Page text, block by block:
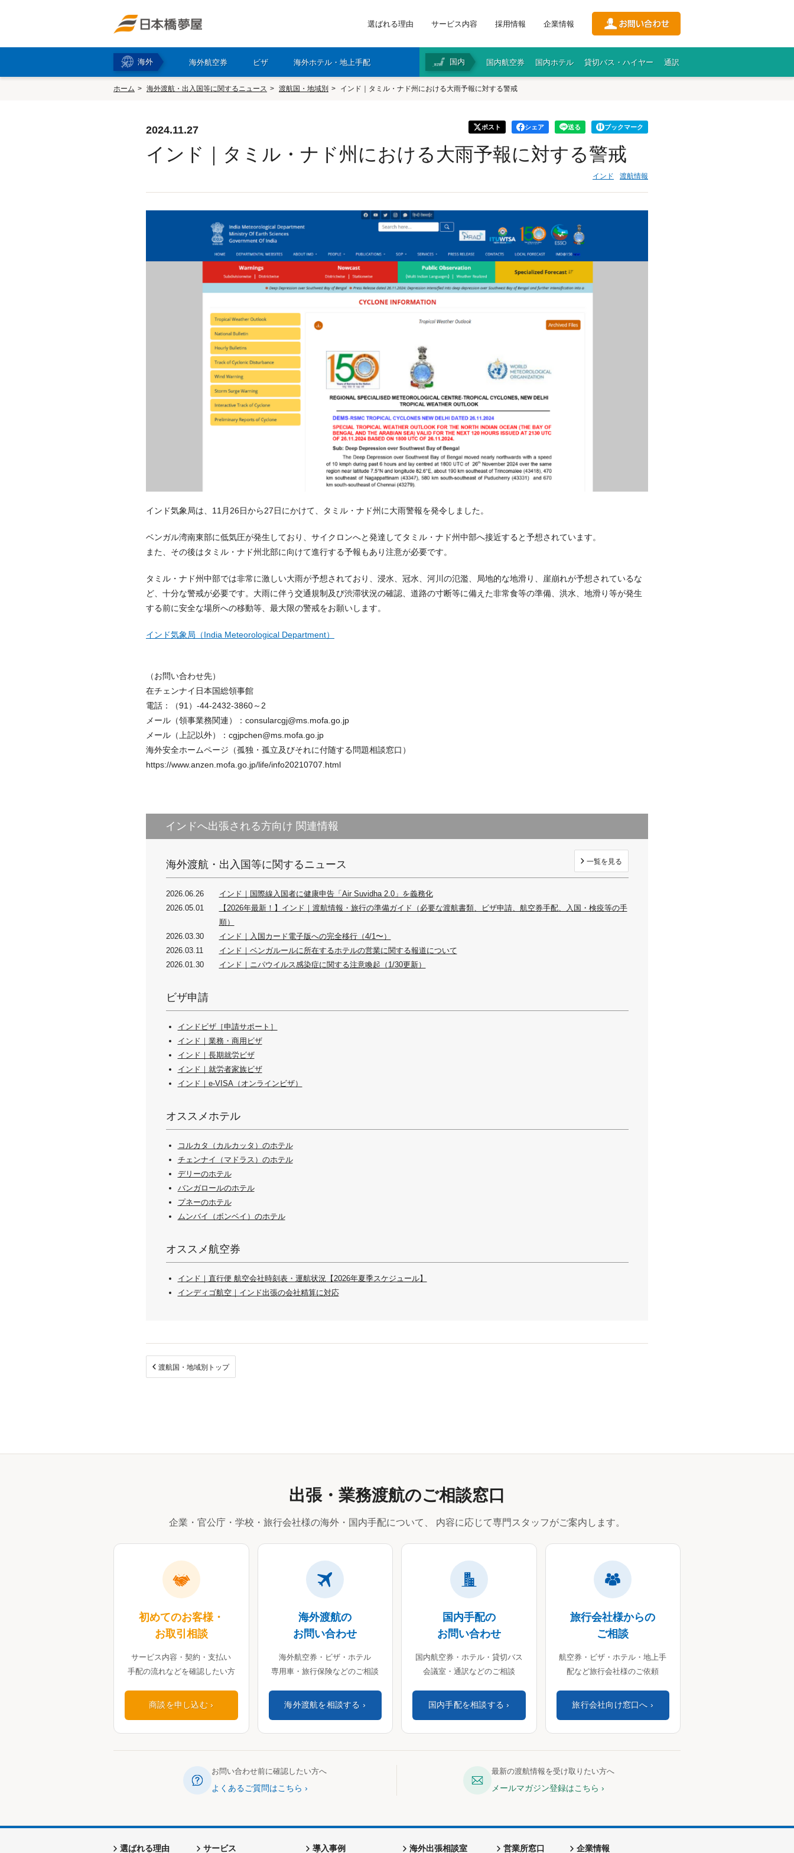
選ばれる理由 サービス内容 採用情報 企業情報
海外 海外航空券 ビザ 海外ホテル・地上手配 国内 国内航空券 国内ホテル 貸切バス・ハイヤー 通訳
ホーム 海外渡航・出入国等に関するニュース 渡航国・地域別 インド｜タミル・ナド州における大雨予報に対する警戒
ポスト シェア 送る ブックマーク
2024.11.27
インド｜タミル・ナド州における大雨予報に対する警戒
インド 渡航情報
インド気象局は、11月26日から27日にかけて、タミル・ナド州に大雨警報を発令しました。
ベンガル湾南東部に低気圧が発生しており、サイクロンへと発達してタミル・ナド州中部へ接近すると予想されています。
また、その後はタミル・ナド州北部に向けて進行する予報もあり注意が必要です。
タミル・ナド州中部では非常に激しい大雨が予想されており、浸水、冠水、河川の氾濫、局地的な地滑り、崖崩れが予想されているな
ど、十分な警戒が必要です。大雨に伴う交通規制及び渋滞状況の確認、道路の寸断等に備えた非常食等の準備、洪水、地滑り等が発生
する前に安全な場所への移動等、最大限の警戒をお願いします。
インド気象局（India Meteorological Department）
（お問い合わせ先）
在チェンナイ日本国総領事館
電話：（91）-44-2432-3860～2
メール（領事業務関連）：consularcgj@ms.mofa.go.jp
メール（上記以外）：cgjpchen@ms.mofa.go.jp
海外安全ホームページ（孤独・孤立及びそれに付随する問題相談窓口）
https://www.anzen.mofa.go.jp/life/info20210707.html
インドへ出張される方向け 関連情報
海外渡航・出入国等に関するニュース 一覧を見る
2026.06.26
インド｜国際線入国者に健康申告「Air Suvidha 2.0」を義務化
2026.05.01
【2026年最新！】インド｜渡航情報・旅行の準備ガイド（必要な渡航書類、ビザ申請、航空券手配、入国・検疫等の手
順）
2026.03.30
インド｜入国カード電子版への完全移行（4/1〜）
2026.03.11
インド｜ベンガルールに所在するホテルの営業に関する報道について
2026.01.30
インド｜ニパウイルス感染症に関する注意喚起（1/30更新）
ビザ申請
インドビザ［申請サポート］
インド｜業務・商用ビザ
インド｜長期就労ビザ
インド｜就労者家族ビザ
インド｜e-VISA（オンラインビザ）
オススメホテル
コルカタ（カルカッタ）のホテル
チェンナイ（マドラス）のホテル
デリーのホテル
バンガロールのホテル
プネーのホテル
ムンバイ（ボンベイ）のホテル
オススメ航空券
インド｜直行便 航空会社時刻表・運航状況【2026年夏季スケジュール】
インディゴ航空｜インド出張の会社精算に対応
渡航国・地域別トップ
出張・業務渡航のご相談窓口
企業・官公庁・学校・旅行会社様の海外・国内手配について、 内容に応じて専門スタッフがご案内します。
初めてのお客様・
お取引相談
サービス内容・契約・支払い
手配の流れなどを確認したい方
商談を申し込む
海外渡航の
お問い合わせ
海外航空券・ビザ・ホテル
専用車・旅行保険などのご相談
海外渡航を相談する
国内手配の
お問い合わせ
国内航空券・ホテル・貸切バス
会議室・通訳などのご相談
国内手配を相談する
旅行会社様からの
ご相談
航空券・ビザ・ホテル・地上手
配など旅行会社様のご依頼
旅行会社向け窓口へ
お問い合わせ前に確認したい方へ
よくあるご質問はこちら
最新の渡航情報を受け取りたい方へ
メールマガジン登録はこちら
選ばれる理由 サービス 導入事例 海外出張相談室 営業所窓口 企業情報